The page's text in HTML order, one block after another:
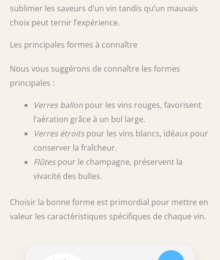
sublimer les saveurs d’un vin tandis qu’un mauvais
choix peut ternir l’expérience.
Les principales formes à connaître
Nous vous suggérons de connaître les formes
principales :
Verres ballon pour les vins rouges, favorisent
l’aération grâce à un bol large.
Verres étroitspour les vins blancs, idéaux pour
conserver la fraîcheur.
Flûtespour le champagne, préservent la
vivacité des bulles.
Choisir la bonne forme est primordial pour mettre en
valeur les caractéristiques spécifiques de chaque vin.